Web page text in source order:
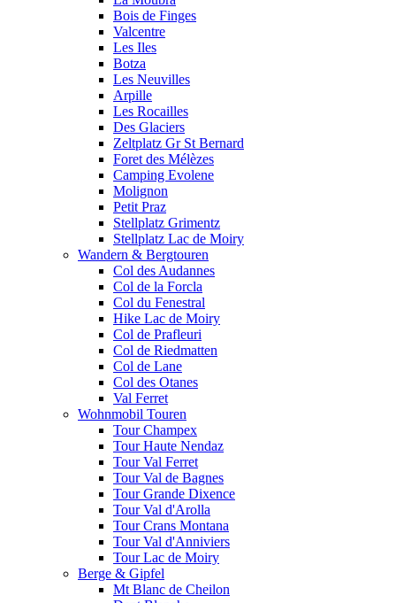
Bois de Finges
Valcentre
Les Iles
Botza
Les Neuvilles
Arpille
Les Rocailles
Des Glaciers
Zeltplatz Gr St Bernard
Foret des Mélèzes
Camping Evolene
Molignon
Petit Praz
Stellplatz Grimentz
Stellplatz Lac de Moiry
Wandern & Bergtouren
Col des Audannes
Col de la Forcla
Col du Fenestral
Hike Lac de Moiry
Col de Prafleuri
Col de Riedmatten
Col de Lane
Col des Otanes
Val Ferret
Wohnmobil Touren
Tour Champex
Tour Haute Nendaz
Tour Val Ferret
Tour Val de Bagnes
Tour Grande Dixence
Tour Val d'Arolla
Tour Crans Montana
Tour Val d'Anniviers
Tour Lac de Moiry
Berge & Gipfel
Mt Blanc de Cheilon